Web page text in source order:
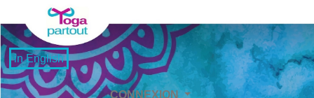
in English
CONNEXION